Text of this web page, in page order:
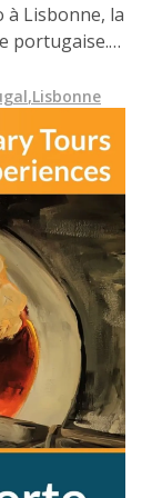
à Lisbonne, la
portugaise.
sardines
tout au
,Lisbonne